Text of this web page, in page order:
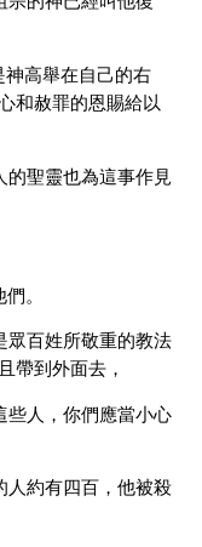
高舉在自己的右
和赦罪的恩賜給以
聖靈也為這事作見
。
眾百姓所敬重的教法
帶到外面去，
些人，你們應當小心
人約有四百，他被殺